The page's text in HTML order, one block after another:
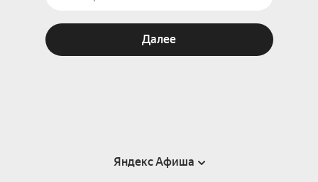
Далее
Яндекс Афиша